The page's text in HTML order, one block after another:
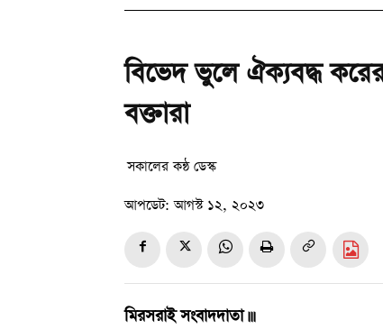
বিভেদ ভুলে ঐক্যবদ্ধ
বক্তারা
সকালের কন্ঠ ডেস্ক
আপডেট: আগস্ট ১২, ২০২৩
মিরসরাই সংবাদদাতা।।।